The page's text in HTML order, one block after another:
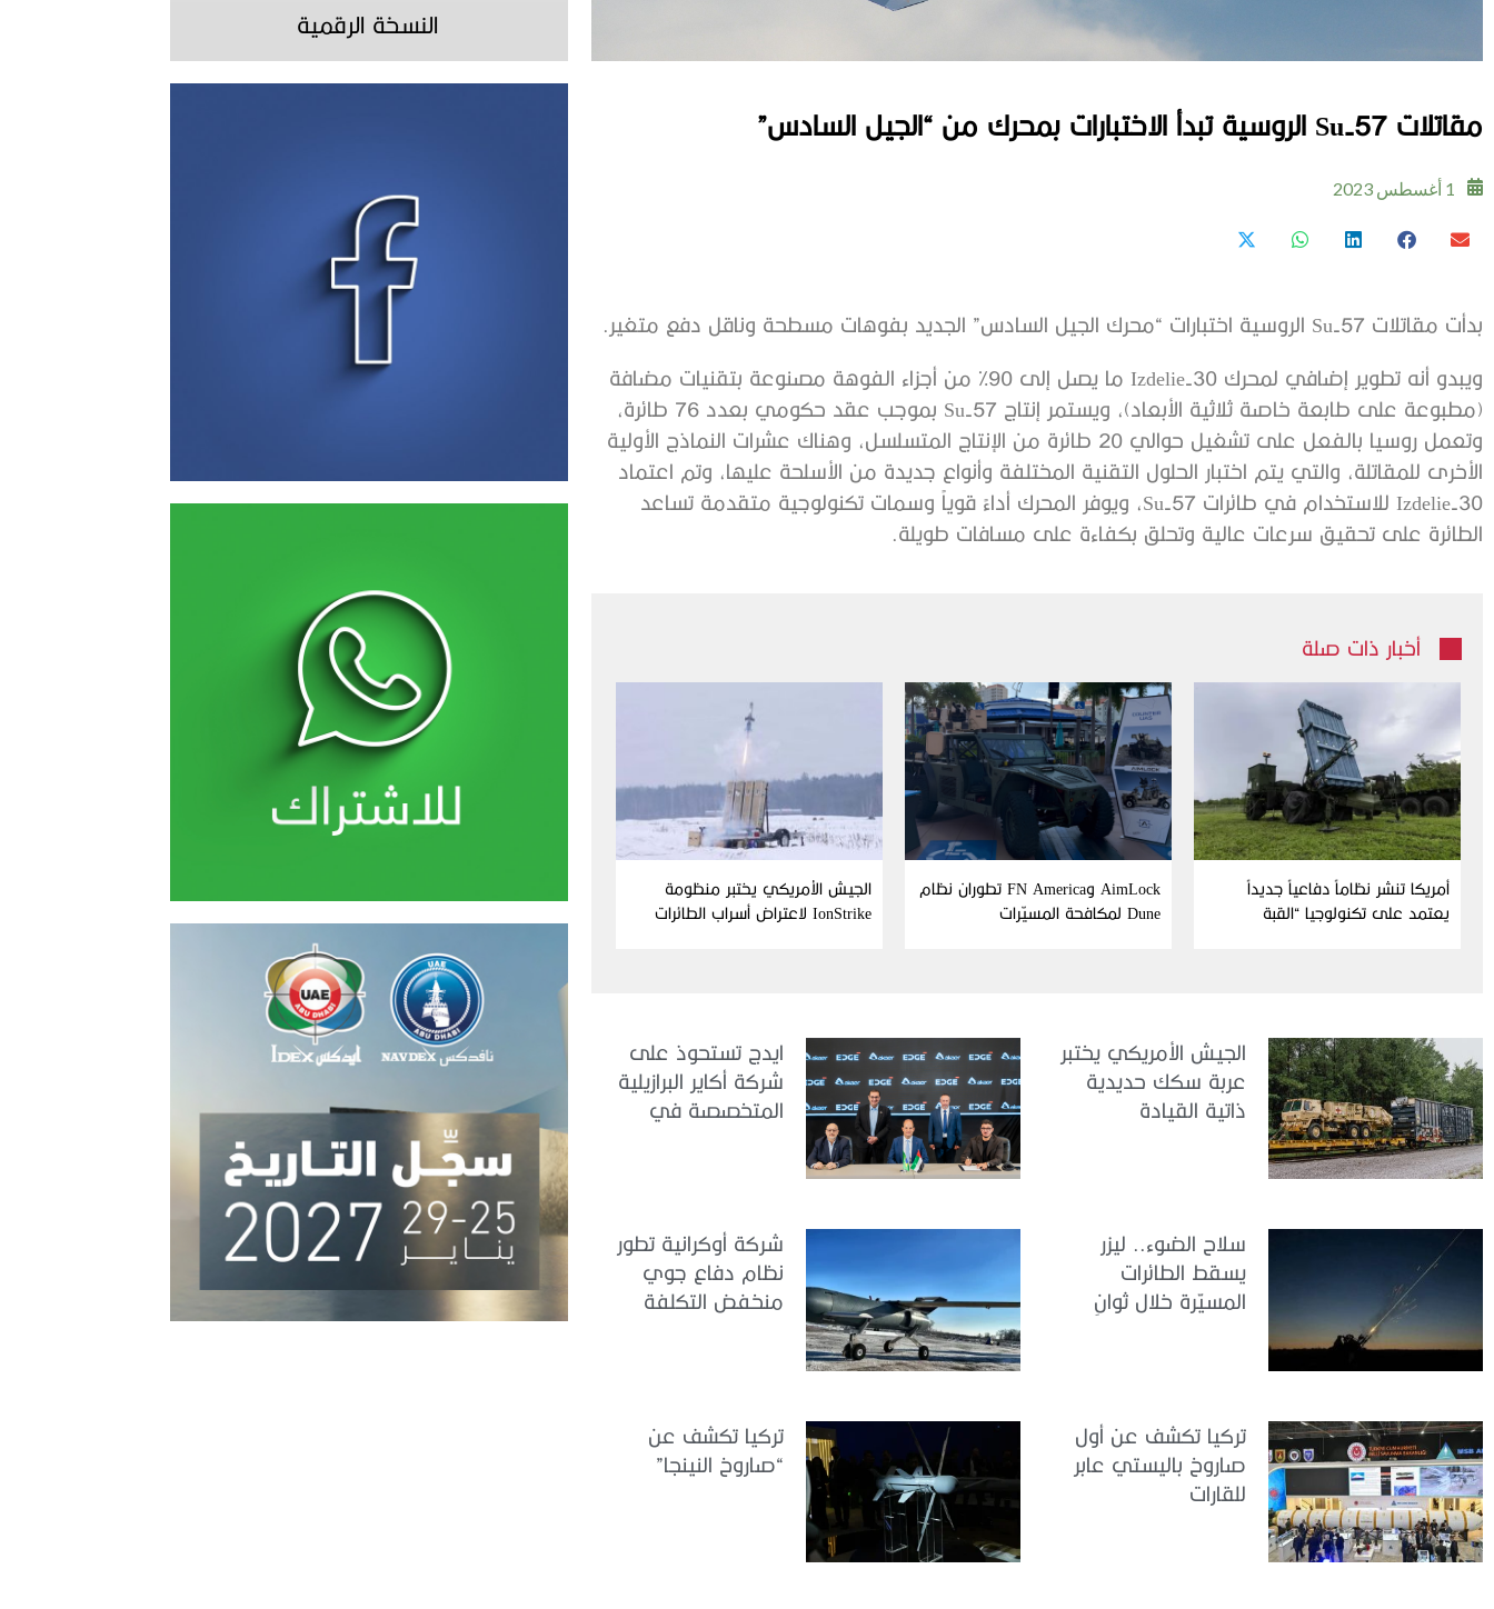
مقاتلات Su-57 الروسية تبدأ الاختبارات بمحرك من “الجيل السادس”
1 أغسطس 2023
بدأت مقاتلات Su-57 الروسية اختبارات “محرك الجيل السادس” الجديد بفوهات مسطحة وناقل دفع متغير.
ويبدو أنه تطوير إضافي لمحرك Izdelie-30 ما يصل إلى 90% من أجزاء الفوهة مصنوعة بتقنيات مضافة
(مطبوعة على طابعة خاصة ثلاثية الأبعاد)، ويستمر إنتاج Su-57 بموجب عقد حكومي بعدد 76 طائرة،
وتعمل روسيا بالفعل على تشغيل حوالي 20 طائرة من الإنتاج المتسلسل، وهناك عشرات النماذج الأولية
الأخرى للمقاتلة، والتي يتم اختبار الحلول التقنية المختلفة وأنواع جديدة من الأسلحة عليها، وتم اعتماد
Izdelie-30 للاستخدام في طائرات Su-57، ويوفر المحرك أداءً قوياً وسمات تكنولوجية متقدمة تساعد
الطائرة على تحقيق سرعات عالية وتحلق بكفاءة على مسافات طويلة.
أخبار ذات صلة
أمريكا تنشر نظاماً دفاعياً جديداً
يعتمد على تكنولوجيا “القبة
AimLock وFN America تطوران نظام
Dune لمكافحة المسيّرات
الجيش الأمريكي يختبر منظومة
IonStrike لاعتراض أسراب الطائرات
الجيش الأمريكي يختبر
عربة سكك حديدية
ذاتية القيادة
ايدج تستحوذ على
شركة أكاير البرازيلية
المتخصصة في
سلاح الضوء.. ليزر
يسقط الطائرات
المسيّرة خلال ثوانٍ
شركة أوكرانية تطور
نظام دفاع جوي
منخفض التكلفة
تركيا تكشف عن أول
صاروخ باليستي عابر
للقارات
تركيا تكشف عن
“صاروخ النينجا”
النسخة الرقمية